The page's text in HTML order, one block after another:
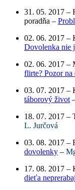
31. 05. 2017 –
poradňa –
02. 06. 2017 –
Dovolenka nie
02. 06. 2017 –
flirte? Pozor na
03. 07. 2017 –
táborový život
18. 07. 2017 –
L. Jurčová
03. 08. 2017 –
dovolenky –
17. 08. 2017 –
dieťa